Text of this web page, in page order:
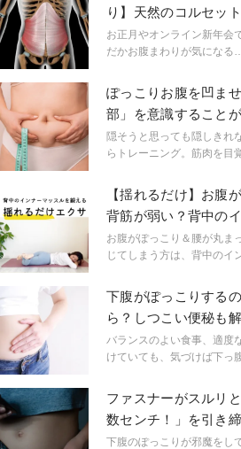
り】天然のコルセッ
ガポーズ2選
お正月やオンライン新年会
だかお腹まわりが気になる
する、腹横筋を鍛えるヨガ
ぽっこりお腹を凹ま
部」を意識すること
える２つのエクサ
隠そうと思っても隠しきれ
らトレーニング。筋肉を目
【揺れるだけ】お腹
背筋が弱い？背中の
る3分エクサ
お腹がぽっこり＆腰が丸ま
じてしまう方は、背中のイ
簡単にできる”ゆらすだけ”
グをご紹介します。
下腹がぽっこりする
ら？しつこい便秘も
お腹のマッサージ
バランスのよい食事、適度
けていても、気づけば下っ
いかもしれません。今回は
アの紹介です。下がった腸
中もスッキリさせましょう
ファスナーがスルリ
数センチ！」を引き
下腹のぽっこりが邪魔をし